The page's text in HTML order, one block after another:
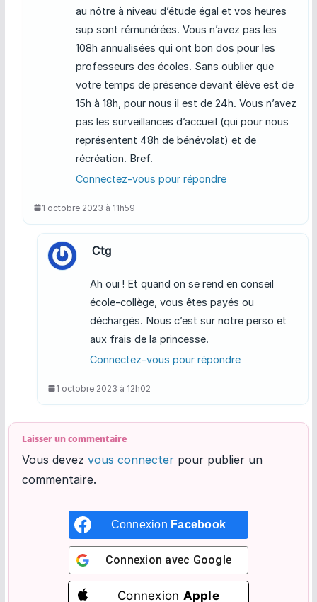
au nôtre à niveau d’étude égal et vos heures
sup sont rémunérées. Vous n’avez pas les
108h annualisées qui ont bon dos pour les
professeurs des écoles. Sans oublier que
votre temps de présence devant élève est de
15h à 18h, pour nous il est de 24h. Vous n’avez
pas les surveillances d’accueil (qui pour nous
représentent 48h de bénévolat) et de
récréation. Bref.
Connectez-vous pour répondre
1 octobre 2023 à 11h59
Ctg
Ah oui ! Et quand on se rend en conseil
école-collège, vous êtes payés ou
déchargés. Nous c’est sur notre perso et
aux frais de la princesse.
Connectez-vous pour répondre
1 octobre 2023 à 12h02
Laisser un commentaire
Vous devez vous connecterpour publier un
commentaire.
Connexion Facebook
Connexion avec Google
Connexion Apple